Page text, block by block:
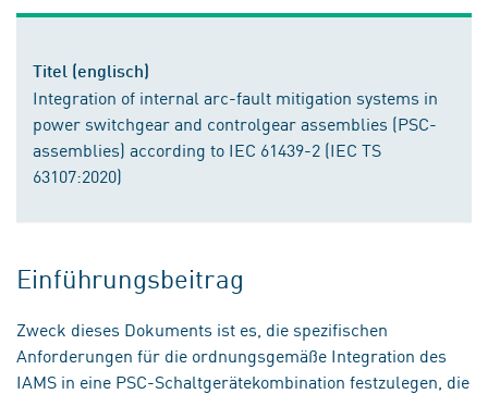
Titel (englisch)
Integration of internal arc-fault mitigation systems in
power switchgear and controlgear assemblies (PSC-
assemblies) according to IEC 61439-2 (IEC TS
63107:2020)
Einführungsbeitrag
Zweck dieses Dokuments ist es, die spezifischen
Anforderungen für die ordnungsgemäße Integration des
IAMS in eine PSC-Schaltgerätekombination festzulegen, die